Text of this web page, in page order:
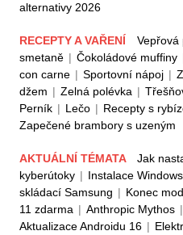
alternativy 2026
RECEPTY A VAŘENÍ Vepřová
smetaně | Čokoládové muffiny
con carne | Sportovní nápoj |
džem | Zelná polévka |
Perník | Lečo | Recepty s
Zapečené brambory s uzeným
AKTUÁLNÍ TÉMATA Jak
kyberútoky | Instalace
skládací Samsung | Konec
11 zdarma | Anthropic Mythos |
Aktualizace Androidu 16 |